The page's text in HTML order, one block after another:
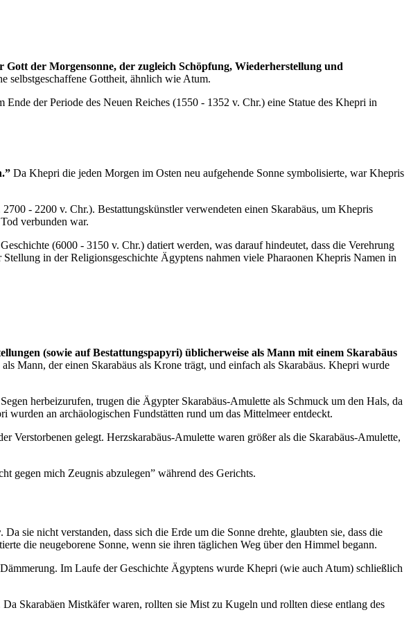
der Morgensonne, der zugleich Schöpfung, Wiederherstellung und
selbstgeschaffene Gottheit, ähnlich wie Atum.
der Periode des Neuen Reiches (1550 - 1352 v. Chr.) eine Statue des Khepri in
Da Khepri die jeden Morgen im Osten neu aufgehende Sonne symbolisierte, war Khepris
- 2200 v. Chr.). Bestattungskünstler verwendeten einen Skarabäus, um Khepris
verbunden war.
(6000 - 3150 v. Chr.) datiert werden, was darauf hindeutet, dass die Verehrung
in der Religionsgeschichte Ägyptens nahmen viele Pharaonen Khepris Namen in
(sowie auf Bestattungspapyri) üblicherweise als Mann mit einem Skarabäus
Mann, der einen Skarabäus als Krone trägt, und einfach als Skarabäus. Khepri wurde
herbeizurufen, trugen die Ägypter Skarabäus-Amulette als Schmuck um den Hals, da
wurden an archäologischen Fundstätten rund um das Mittelmeer entdeckt.
Verstorbenen gelegt. Herzskarabäus-Amulette waren größer als die Skarabäus-Amulette,
gegen mich Zeugnis abzulegen” während des Gerichts.
. Da sie nicht verstanden, dass sich die Erde um die Sonne drehte, glaubten sie, dass die
die neugeborene Sonne, wenn sie ihren täglichen Weg über den Himmel begann.
Im Laufe der Geschichte Ägyptens wurde Khepri (wie auch Atum) schließlich
Da Skarabäen Mistkäfer waren, rollten sie Mist zu Kugeln und rollten diese entlang des